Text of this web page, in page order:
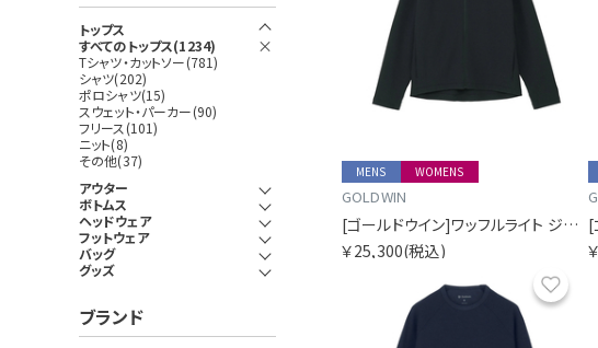
トップス
すべてのトップス(1234)
Tシャツ・カットソー(781)
シャツ(202)
ポロシャツ(15)
スウェット・パーカー(90)
フリース(101)
ニット(8)
その他(37)
アウター
ボトムス
ヘッドウェア
フットウェア
バッグ
グッズ
ブランド
MENS WOMENS
GOLDWIN
[ゴールドウイン]ワッフルライト ジップ カーディガン
￥25,300(税込)